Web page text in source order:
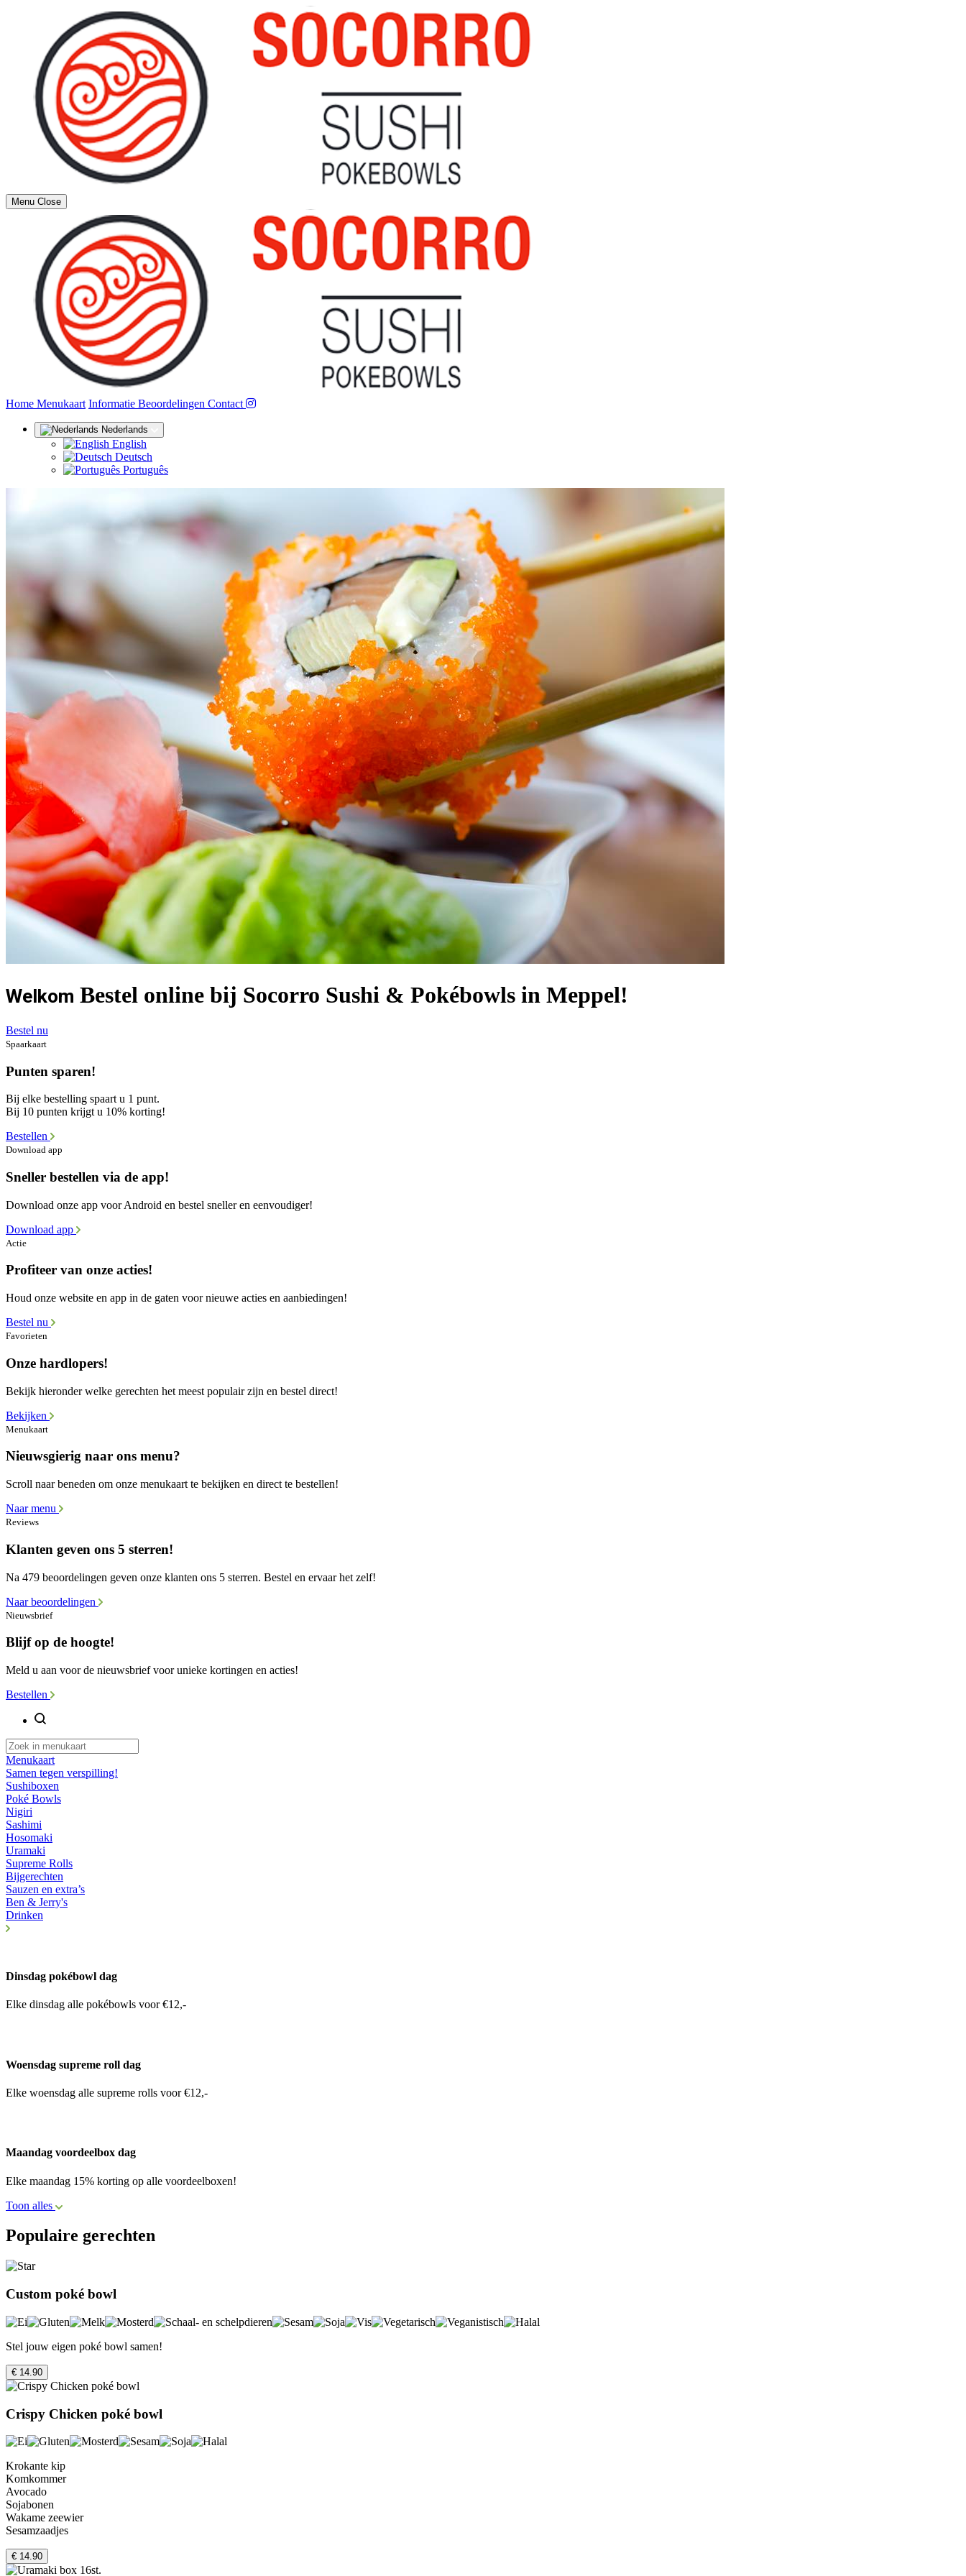
Menu Close
Home (huidige)
Menukaart Informatie Beoordelingen Contact
Nederlands
English
Deutsch
Português
Welkom Bestel online bij Socorro Sushi & Pokébowls in Meppel!
Bestel nu
Spaarkaart
Punten sparen!
Bij elke bestelling spaart u 1 punt.
Bij 10 punten krijgt u 10% korting!
Bestellen
Download app
Sneller bestellen via de app!
Download onze app voor Android en bestel sneller en eenvoudiger!
Download app
Actie
Profiteer van onze acties!
Houd onze website en app in de gaten voor nieuwe acties en aanbiedingen!
Bestel nu
Favorieten
Onze hardlopers!
Bekijk hieronder welke gerechten het meest populair zijn en bestel direct!
Bekijken
Menukaart
Nieuwsgierig naar ons menu?
Scroll naar beneden om onze menukaart te bekijken en direct te bestellen!
Naar menu
Reviews
Klanten geven ons 5 sterren!
Na 479 beoordelingen geven onze klanten ons 5 sterren. Bestel en ervaar het zelf!
Naar beoordelingen
Nieuwsbrief
Blijf op de hoogte!
Meld u aan voor de nieuwsbrief voor unieke kortingen en acties!
Bestellen
Menukaart
Samen tegen verspilling!
Sushiboxen
Poké Bowls
Nigiri
Sashimi
Hosomaki
Uramaki
Supreme Rolls
Bijgerechten
Sauzen en extra’s
Ben & Jerry's
Drinken
Dinsdag pokébowl dag
Elke dinsdag alle pokébowls voor €12,-
Woensdag supreme roll dag
Elke woensdag alle supreme rolls voor €12,-
Maandag voordeelbox dag
Elke maandag 15% korting op alle voordeelboxen!
Toon alles
Populaire gerechten
Custom poké bowl
Stel jouw eigen poké bowl samen!
€ 14.90
Crispy Chicken poké bowl
Krokante kip
Komkommer
Avocado
Sojabonen
Wakame zeewier
Sesamzaadjes
€ 14.90